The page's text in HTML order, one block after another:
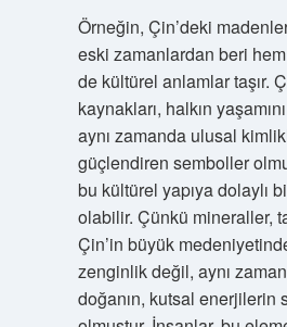
Örneğin, Çin’deki
eski zamanlardan beri
de kültürel anlamlar taşır.
kaynakları, halkın
aynı zamanda ulusal
güçlendiren semboller
bu kültürel yapıya dolaylı
olabilir. Çünkü mineraller,
Çin’in büyük
zenginlik değil, aynı
doğanın, kutsal enerjilerin